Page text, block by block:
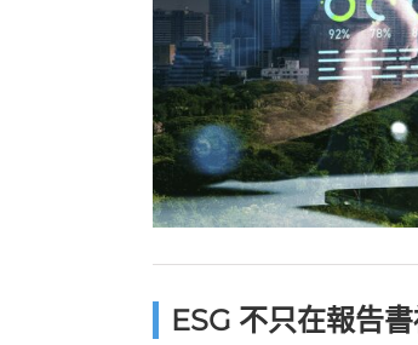
ESG 不只在報告